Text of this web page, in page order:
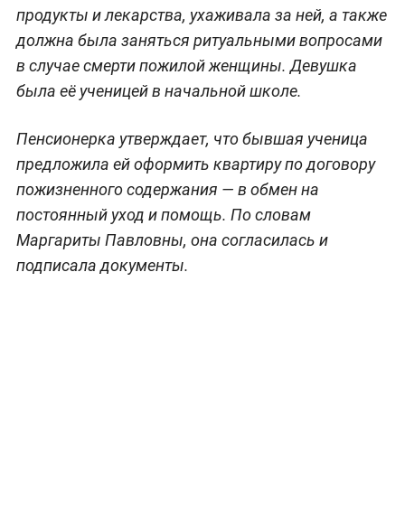
продукты и лекарства, ухаживала за ней, а также
должна была заняться ритуальными вопросами
в случае смерти пожилой женщины. Девушка
была её ученицей в начальной школе.
Пенсионерка утверждает, что бывшая ученица
предложила ей оформить квартиру по договору
пожизненного содержания — в обмен на
постоянный уход и помощь. По словам
Маргариты Павловны, она согласилась и
подписала документы.